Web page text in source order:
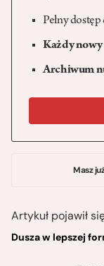
Pełny
Każdy
Archiwum
Masz
Artykuł pojawił
Dusza w lepszej